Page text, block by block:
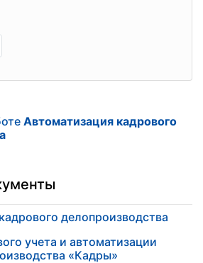
Автоматизация кадрового
делопроизводства
учета и автоматизации
«Кадры»